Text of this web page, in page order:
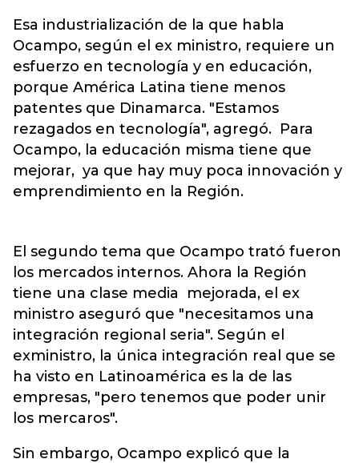
Esa industrialización de la que habla
Ocampo, según el ex ministro, requiere un
esfuerzo en tecnología y en educación,
porque América Latina tiene menos
patentes que Dinamarca. "Estamos
rezagados en tecnología", agregó. Para
Ocampo, la educación misma tiene que
mejorar, ya que hay muy poca innovación y
emprendimiento en la Región.
El segundo tema que Ocampo trató fueron
los mercados internos. Ahora la Región
tiene una clase media mejorada, el ex
ministro aseguró que "necesitamos una
integración regional seria". Según el
exministro, la única integración real que se
ha visto en Latinoamérica es la de las
empresas, "pero tenemos que poder unir
los mercaros".
Sin embargo, Ocampo explicó que la